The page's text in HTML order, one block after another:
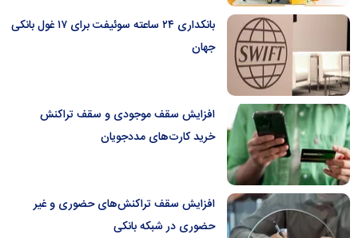
بانکداری ۲۴ ساعته سوئیفت برای ۱۷ غول بانکی
جهان
افزایش سقف موجودی و سقف تراکنش
خرید کارت‌های مددجویان
افزایش سقف تراکنش‌های حضوری و غیر
حضوری در شبکه بانکی